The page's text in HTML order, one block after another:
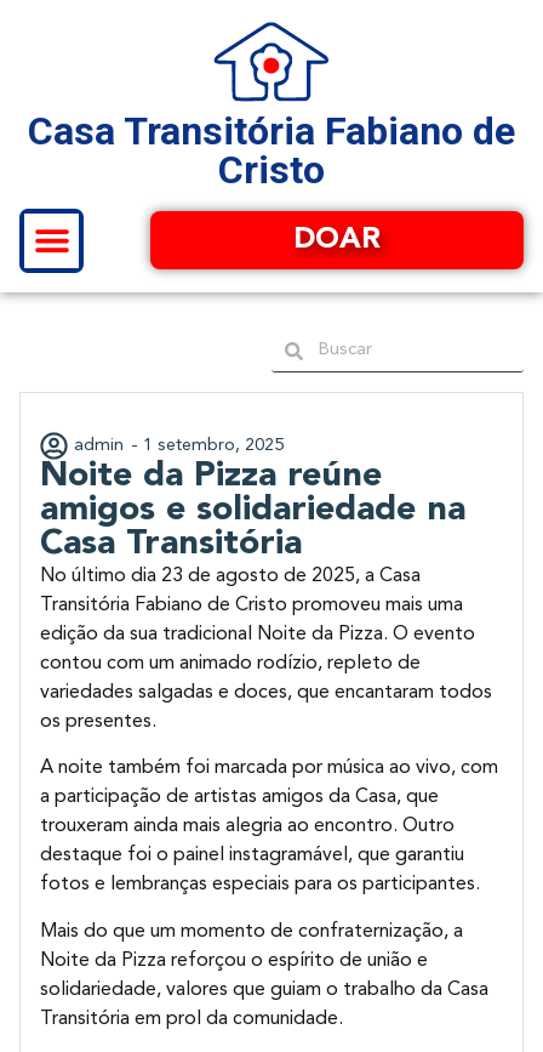
Casa Transitória Fabiano de
Cristo
DOAR
admin - 1 setembro, 2025
Noite da Pizza reúne
amigos e solidariedade na
Casa Transitória
No último dia 23 de agosto de 2025, a Casa
Transitória Fabiano de Cristo promoveu mais uma
edição da sua tradicional Noite da Pizza. O evento
contou com um animado rodízio, repleto de
variedades salgadas e doces, que encantaram todos
os presentes.
A noite também foi marcada por música ao vivo, com
a participação de artistas amigos da Casa, que
trouxeram ainda mais alegria ao encontro. Outro
destaque foi o painel instagramável, que garantiu
fotos e lembranças especiais para os participantes.
Mais do que um momento de confraternização, a
Noite da Pizza reforçou o espírito de união e
solidariedade, valores que guiam o trabalho da Casa
Transitória em prol da comunidade.